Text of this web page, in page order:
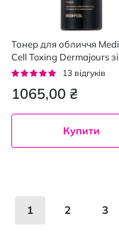
Тонер для обличчя
Cell Toxing Dermajours зі
стовбуровими
Рейтинг:
13 відгуків
1065,00 ₴
Купити
You're currently
1 Сторінка
2 3